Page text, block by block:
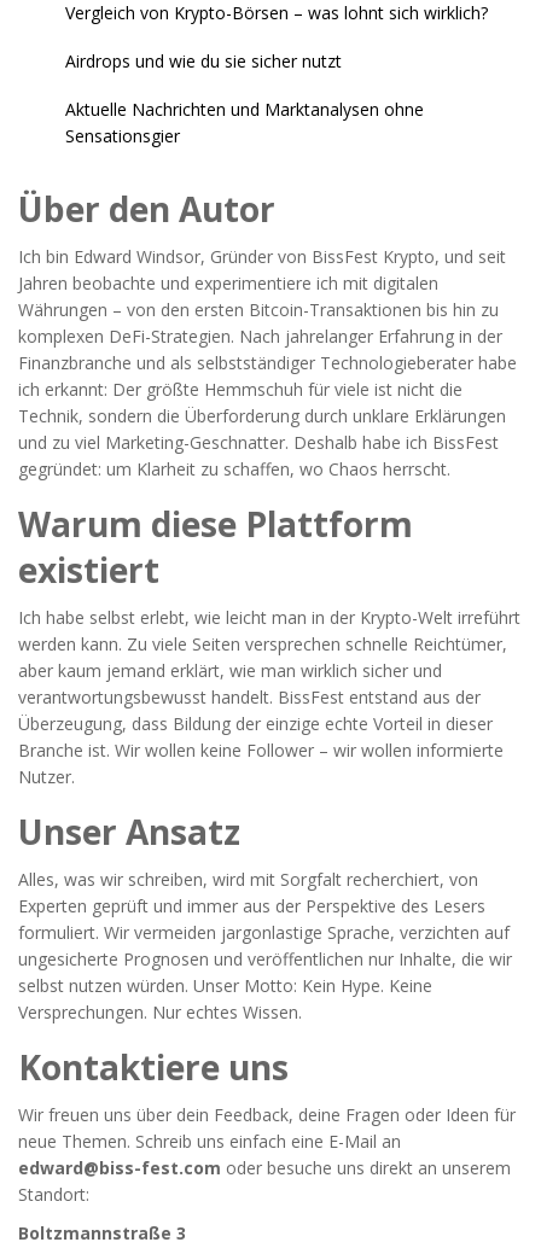
Vergleich von Krypto-Börsen – was lohnt sich wirklich?
Airdrops und wie du sie sicher nutzt
Aktuelle Nachrichten und Marktanalysen ohne
Sensationsgier
Über den Autor
Ich bin Edward Windsor, Gründer von BissFest Krypto, und seit
Jahren beobachte und experimentiere ich mit digitalen
Währungen – von den ersten Bitcoin-Transaktionen bis hin zu
komplexen DeFi-Strategien. Nach jahrelanger Erfahrung in der
Finanzbranche und als selbstständiger Technologieberater habe
ich erkannt: Der größte Hemmschuh für viele ist nicht die
Technik, sondern die Überforderung durch unklare Erklärungen
und zu viel Marketing-Geschnatter. Deshalb habe ich BissFest
gegründet: um Klarheit zu schaffen, wo Chaos herrscht.
Warum diese Plattform
existiert
Ich habe selbst erlebt, wie leicht man in der Krypto-Welt irreführt
werden kann. Zu viele Seiten versprechen schnelle Reichtümer,
aber kaum jemand erklärt, wie man wirklich sicher und
verantwortungsbewusst handelt. BissFest entstand aus der
Überzeugung, dass Bildung der einzige echte Vorteil in dieser
Branche ist. Wir wollen keine Follower – wir wollen informierte
Nutzer.
Unser Ansatz
Alles, was wir schreiben, wird mit Sorgfalt recherchiert, von
Experten geprüft und immer aus der Perspektive des Lesers
formuliert. Wir vermeiden jargonlastige Sprache, verzichten auf
ungesicherte Prognosen und veröffentlichen nur Inhalte, die wir
selbst nutzen würden. Unser Motto: Kein Hype. Keine
Versprechungen. Nur echtes Wissen.
Kontaktiere uns
Wir freuen uns über dein Feedback, deine Fragen oder Ideen für
neue Themen. Schreib uns einfach eine E-Mail an
edward@biss-fest.com oder besuche uns direkt an unserem
Standort:
Boltzmannstraße 3